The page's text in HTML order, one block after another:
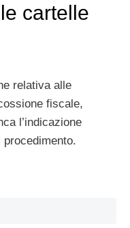
cartelle
relativa alle
fiscale,
l’indicazione
procedimento.